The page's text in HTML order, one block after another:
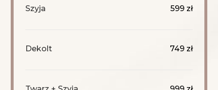
Szyja 599 zł
Dekolt 749 zł